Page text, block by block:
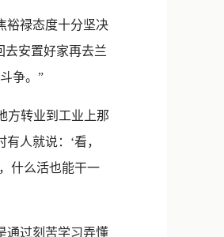
裕禄态度十分坚决
去安置好家再去兰
争。”
方转业到工业上那
人就说：‘看，
什么活也能干一
通过刻苦学习弄懂